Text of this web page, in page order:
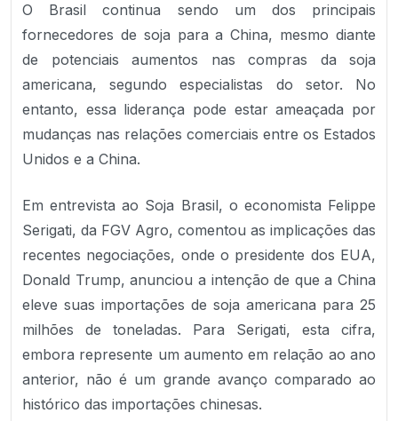
O Brasil continua sendo um dos principais
fornecedores de soja para a China, mesmo diante
de potenciais aumentos nas compras da soja
americana, segundo especialistas do setor. No
entanto, essa liderança pode estar ameaçada por
mudanças nas relações comerciais entre os Estados
Unidos e a China.
Em entrevista ao Soja Brasil, o economista Felippe
Serigati, da FGV Agro, comentou as implicações das
recentes negociações, onde o presidente dos EUA,
Donald Trump, anunciou a intenção de que a China
eleve suas importações de soja americana para 25
milhões de toneladas. Para Serigati, esta cifra,
embora represente um aumento em relação ao ano
anterior, não é um grande avanço comparado ao
histórico das importações chinesas.